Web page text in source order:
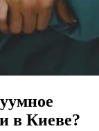
в Киеве?